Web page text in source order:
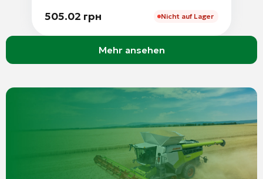
505.02 грн Nicht auf Lager
Mehr ansehen